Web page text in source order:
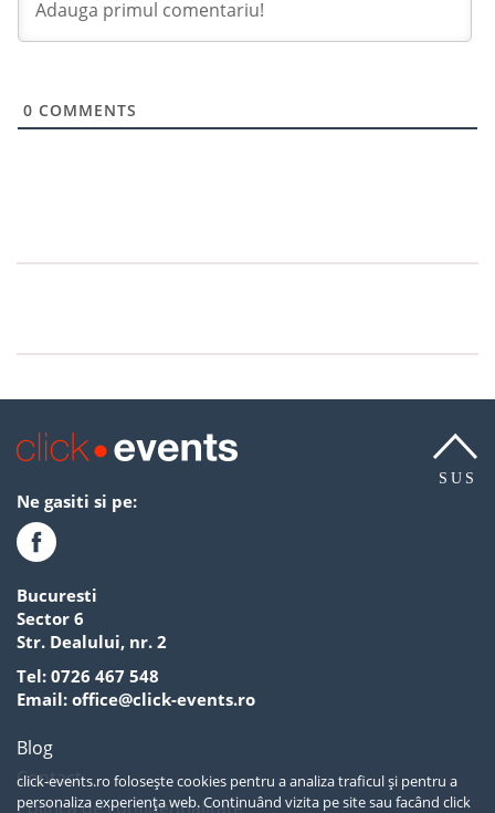
click-events.ro folosește cookies pentru a analiza traficul și pentru a
personaliza experiența web. Continuând vizita pe site sau facând click
0 COMMENTS
SUS
Ne gasiti si pe:
Bucuresti
Sector 6
Str. Dealului, nr. 2
Tel: 0726 467 548
Email: office@click-events.ro
Blog
Contact
Politica de confidentialitate